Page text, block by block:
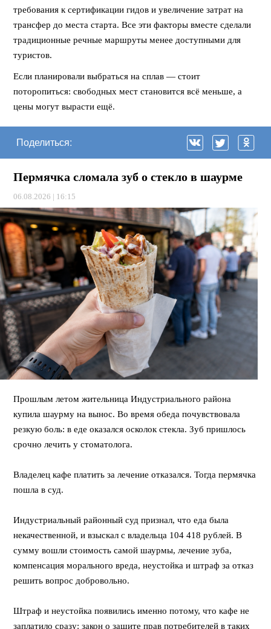
требования к сертификации гидов и увеличение затрат на
трансфер до места старта. Все эти факторы вместе сделали
традиционные речные маршруты менее доступными для
туристов.
Если планировали выбраться на сплав — стоит
поторопиться: свободных мест становится всё меньше, а
цены могут вырасти ещё.
Поделиться:
Пермячка сломала зуб о стекло в шаурме
06.08.2026 | 16:15
Прошлым летом жительница Индустриального района
купила шаурму на вынос. Во время обеда почувствовала
резкую боль: в еде оказался осколок стекла. Зуб пришлось
срочно лечить у стоматолога.
Владелец кафе платить за лечение отказался. Тогда пермячка
пошла в суд.
Индустриальный районный суд признал, что еда была
некачественной, и взыскал с владельца 104 418 рублей. В
сумму вошли стоимость самой шаурмы, лечение зуба,
компенсация морального вреда, неустойка и штраф за отказ
решить вопрос добровольно.
Штраф и неустойка появились именно потому, что кафе не
заплатило сразу: закон о защите прав потребителей в таких